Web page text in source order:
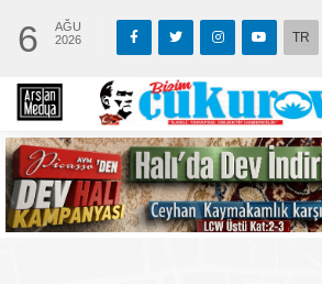
6
AĞU
2026
TR